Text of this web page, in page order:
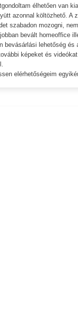
élhetően van
azonnal költözhető.
szabadon mozogni,
bevált homeoffice
bevásárlási lehetőség
képeket és
elérhetőségeim